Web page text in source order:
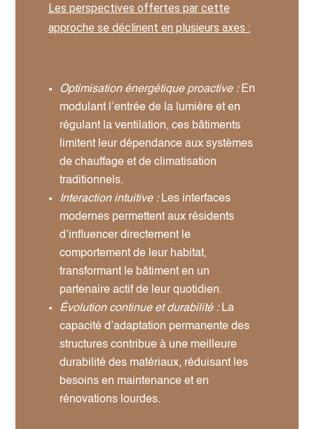
Les perspectives offertes par cette
approche se déclinent en plusieurs axes :
Optimisation énergétique proactive :En
modulant l’entrée de la lumière et en
régulant la ventilation, ces bâtiments
limitent leur dépendance aux systèmes
de chauffage et de climatisation
traditionnels.
Interaction intuitive :Les interfaces
modernes permettent aux résidents
d’influencer directement le
comportement de leur habitat,
transformant le bâtiment en un
partenaire actif de leur quotidien.
Évolution continue et durabilité :La
capacité d’adaptation permanente des
structures contribue à une meilleure
durabilité des matériaux, réduisant les
besoins en maintenance et en
rénovations lourdes.